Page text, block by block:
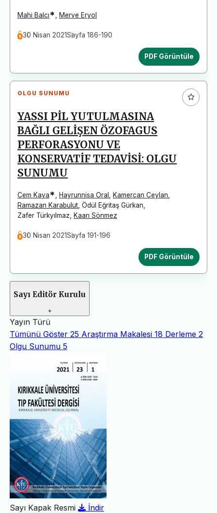
Mahi Balcı* Merve Eryol
30 Nisan 2021Sayfa 186-190
PDF Görüntüle
OLGU SUNUMU
YASSI PİL YUTULMASINA
BAĞLI GELİŞEN ÖZOFAGUS
PERFORASYONU VE
KONSERVATİF TEDAVİSİ: OLGU
SUNUMU
Cem Kaya* Hayrunnisa Oral Kamercan Ceylan
Ramazan Karabulut Ödül Eğritaş Gürkan
Zafer Türkyılmaz
Kaan Sönmez
30 Nisan 2021Sayfa 191-196
PDF Görüntüle
Sayı Editör Kurulu
+
Yayın Türü
Tümünü Göster 25 Araştırma Makalesi 18 Derleme 2
Olgu Sunumu 5
Sayı Kapak Resmi
İndir